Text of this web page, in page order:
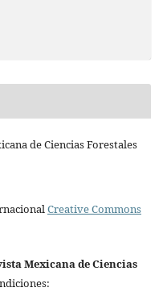
de Ciencias Forestales
Creative Commons
Mexicana de Ciencias